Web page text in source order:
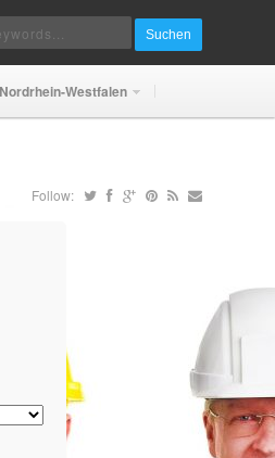
Suchen
Nordrhein-Westfalen
Follow: